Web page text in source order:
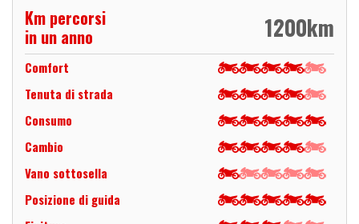
Km percorsi
in un anno
1200km
Comfort
Tenuta di strada
Consumo
Cambio
Vano sottosella
Posizione di guida